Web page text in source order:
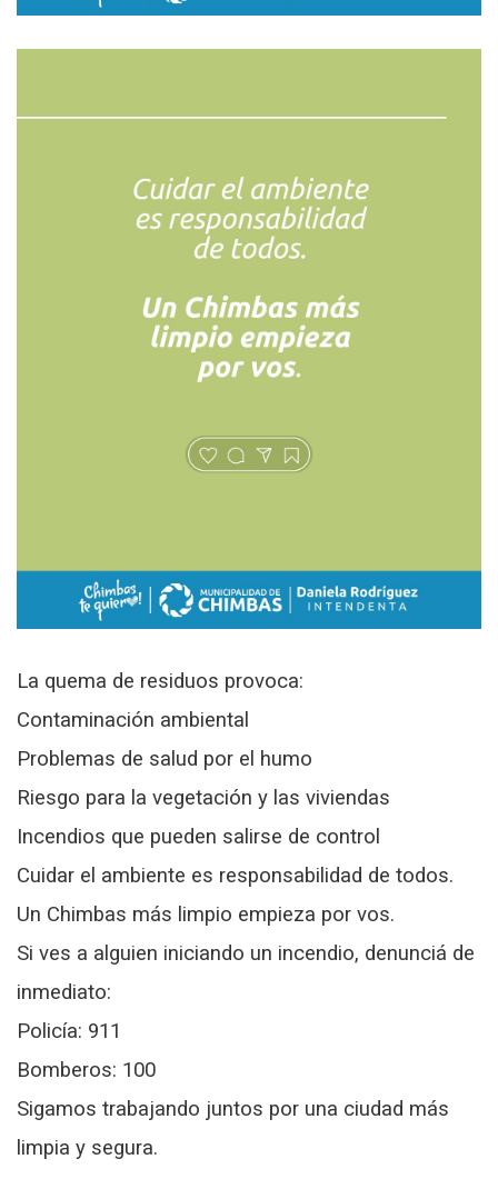
La quema de residuos provoca:
Contaminación ambiental
Problemas de salud por el humo
Riesgo para la vegetación y las viviendas
Incendios que pueden salirse de control
Cuidar el ambiente es responsabilidad de todos.
Un Chimbas más limpio empieza por vos.
Si ves a alguien iniciando un incendio, denunciá de
inmediato:
Policía: 911
Bomberos: 100
Sigamos trabajando juntos por una ciudad más
limpia y segura.